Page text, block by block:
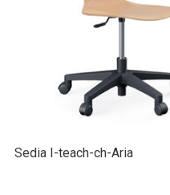
Sedia I-teach-ch-Aria